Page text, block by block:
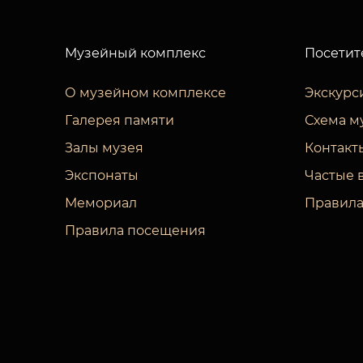
Музейный комплекс
О музейном комплексе
Галерея памяти
Залы музея
Экспонаты
Мемориал
Правила посещения
Схема
Частые